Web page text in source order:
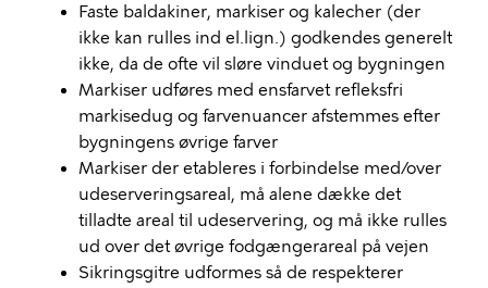
Faste baldakiner, markiser og kalecher (der
ikke kan rulles ind el.lign.) godkendes generelt
ikke, da de ofte vil sløre vinduet og bygningen
Markiser udføres med ensfarvet refleksfri
markisedug og farvenuancer afstemmes efter
bygningens øvrige farver
Markiser der etableres i forbindelse med/over
udeserveringsareal, må alene dække det
tilladte areal til udeservering, og må ikke rulles
ud over det øvrige fodgængerareal på vejen
Sikringsgitre udformes så de respekterer